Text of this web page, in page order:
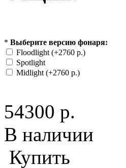
* Выберите версию фонаря:
Floodlight (+2760 р.)
Spotlight
Midlight (+2760 р.)
54300 р.
В наличии
Купить